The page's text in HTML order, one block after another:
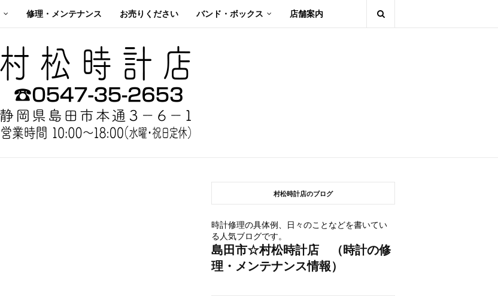
修理・メンテナンス お売りください バンド・ボックス 店舗案内
村松時計店のブログ
時計修理の具体例、日々のことなどを書いてい
る人気ブログです。
島田市☆村松時計店 （時計の修
理・メンテナンス情報）